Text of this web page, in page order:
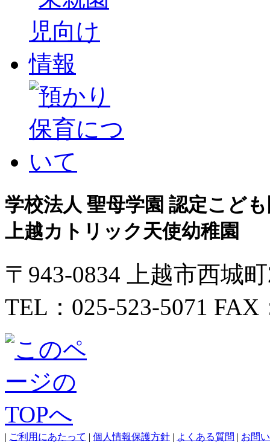
学校法人 聖母学園 認定こど
上越カトリック天使幼稚園
〒943-0834 上越市西城
TEL：025-523-5071 FAX
| ご利用にあたって | 個人情報保護方針 | よくある質問 | お問